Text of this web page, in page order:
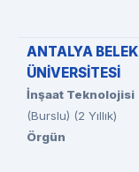
ANTALYA BELEK
ÜNİVERSİTESİ
İnşaat Teknolojisi
(Burslu) (2 Yıllık)
Örgün